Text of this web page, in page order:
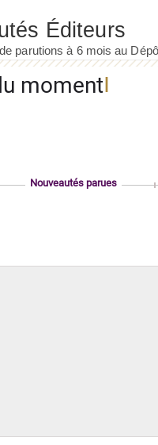
moment
Nouveautés parues